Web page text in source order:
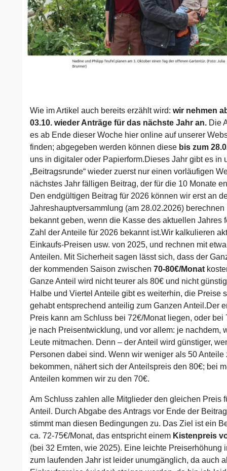
Wie im Artikel auch bereits erzählt wird: wir nehmen
03.10. wieder Anträge für das nächste Jahr an.Die
es ab Ende dieser Woche hier online auf unserer
finden; abgegeben werden können diese bis zum
uns in digitaler oder Papierform.Dieses Jahr gibt es in
„Beitragsrunde“ wieder zuerst nur einen vorläufigen
nächstes Jahr fälligen Beitrag, der für die 10 Monate
Den endgültigen Beitrag für 2026 können wir erst an
Jahreshauptversammlung (am 28.02.2026) berechnen
bekannt geben, wenn die Kasse des aktuellen Jahres
Zahl der Anteile für 2026 bekannt ist.Wir kalkulieren
Einkaufs-Preisen usw. von 2025, und rechnen mit
Anteilen. Mit Sicherheit sagen lässt sich, dass der
der kommenden Saison zwischen 70-80€/Monat
Ganze Anteil wird nicht teurer als 80€ und nicht
Halbe und Viertel Anteile gibt es weiterhin, die Preise
gehabt entsprechend anteilig zum Ganzen Anteil.Der
Preis kann am Schluss bei 72€/Monat liegen, oder bei
je nach Preisentwicklung, und vor allem: je nachdem,
Leute mitmachen. Denn – der Anteil wird günstiger,
Personen dabei sind. Wenn wir weniger als 50 Anteile
bekommen, nähert sich der Anteilspreis den 80€; bei
Anteilen kommen wir zu den 70€.
Am Schluss zahlen alle Mitglieder den gleichen Preis
Anteil. Durch Abgabe des Antrags vor Ende der
stimmt man diesen Bedingungen zu. Das Ziel ist ein
ca. 72-75€/Monat, das entspricht einem Kistenpreis
(bei 32 Ernten, wie 2025). Eine leichte Preiserhöhung
zum laufenden Jahr ist leider unumgänglich, da auch